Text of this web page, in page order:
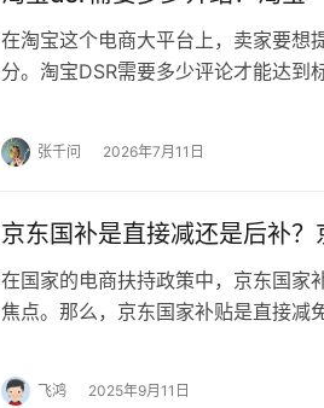
在淘宝这个电商大平台上，卖家要想
分。淘宝DSR需要多少评论才能达到
张千问 2026年7月11日
京东国补是直接减还是后补？
在国家的电商扶持政策中，京东国家
焦点。那么，京东国家补贴是直接减
飞鸿 2025年9月11日